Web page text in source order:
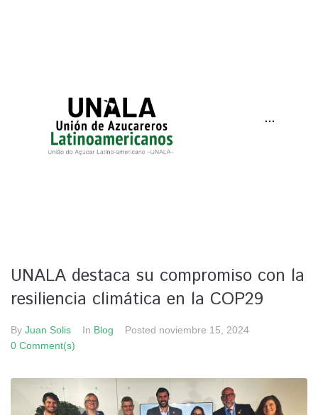
···
UNALA destaca su compromiso con la
resiliencia climática en la COP29
By Juan Solis In Blog Posted noviembre 15, 2024
0 Comment(s)